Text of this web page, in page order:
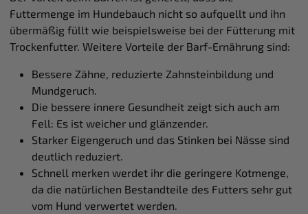
Futtermenge im Hundebauch nicht so aufquellt und ihn
übermäßig füllt wie beispielsweise bei der Fütterung mit
Trockenfutter. Weitere Vorteile der Barf-Ernährung sind:
Bessere Zähne, reduzierte Zahnsteinbildung und
Mundgeruch.
Die bessere innere Gesundheit zeigt sich auch am
Fell: Es ist weicher und glänzender.
Starker Eigengeruch und das Stinken bei Nässe sind
deutlich reduziert.
Schnell merken werdet ihr die geringere Kotmenge,
da die natürlichen Bestandteile des Futters sehr gut
vom Hund verwertet werden.